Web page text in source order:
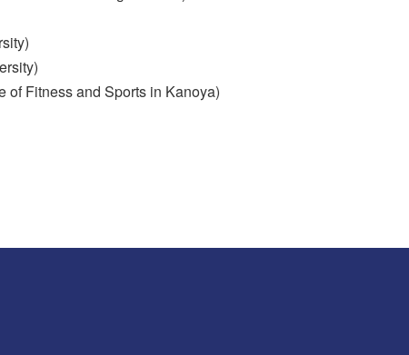
of Fitness and Sports in Kanoya)